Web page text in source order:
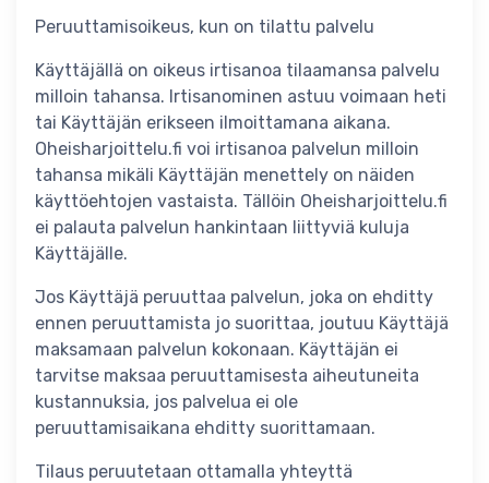
Peruuttamisoikeus, kun on tilattu palvelu
Käyttäjällä on oikeus irtisanoa tilaamansa palvelu
milloin tahansa. Irtisanominen astuu voimaan heti
tai Käyttäjän erikseen ilmoittamana aikana.
Oheisharjoittelu.fi voi irtisanoa palvelun milloin
tahansa mikäli Käyttäjän menettely on näiden
käyttöehtojen vastaista. Tällöin Oheisharjoittelu.fi
ei palauta palvelun hankintaan liittyviä kuluja
Käyttäjälle.
Jos Käyttäjä peruuttaa palvelun, joka on ehditty
ennen peruuttamista jo suorittaa, joutuu Käyttäjä
maksamaan palvelun kokonaan. Käyttäjän ei
tarvitse maksaa peruuttamisesta aiheutuneita
kustannuksia, jos palvelua ei ole
peruuttamisaikana ehditty suorittamaan.
Tilaus peruutetaan ottamalla yhteyttä